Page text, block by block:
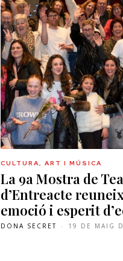
CULTURA, ART I MÚSICA
La 9a Mostra de
d’Entreacte
emoció i esperit
DONA SECRET - 19 DE MAIG